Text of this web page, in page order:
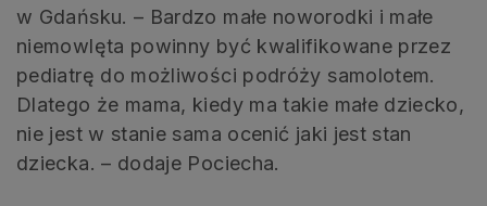
w Gdańsku. – Bardzo małe noworodki i małe
niemowlęta powinny być kwalifikowane przez
pediatrę do możliwości podróży samolotem.
Dlatego że mama, kiedy ma takie małe dziecko,
nie jest w stanie sama ocenić jaki jest stan
dziecka. – dodaje Pociecha.